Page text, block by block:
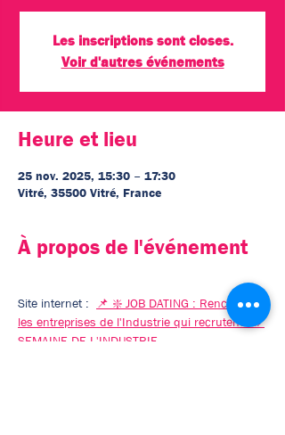
Les inscriptions sont closes.
Voir d'autres événements
Heure et lieu
25 nov. 2025, 15:30 – 17:30
Vitré, 35500 Vitré, France
À propos de l'événement
Site internet :
📌 ❇️ JOB DATING : Rencontrez
les entreprises de l'Industrie qui recrutent ! #
SEMAINE DE L'INDUSTRIE